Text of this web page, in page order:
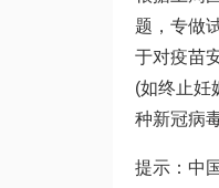
题，专做
于对疫苗
(如终止妊
种新冠病
提示：中